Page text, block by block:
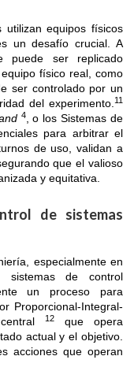
utilizan equipos físicos
un desafío crucial. A
ser replicado
físico real, como
ser controlado por un
del experimento.11
4, o los Sistemas de
para arbitrar el
de uso, validan a
que el valioso
y equitativa.
de sistemas
especialmente en
sistemas de control
un proceso para
Proporcional-Integral-
12
que opera
actual y el objetivo.
acciones que operan